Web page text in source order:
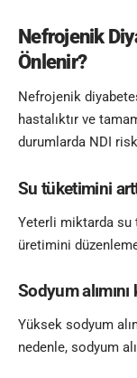
Nefrojenik
Önlenir?
Nefrojenik
hastalıktır ve
durumlarda NDI
Su tüketimini
Yeterli miktarda su
üretimini
Sodyum alımını
Yüksek sodyum
nedenle, sodyum